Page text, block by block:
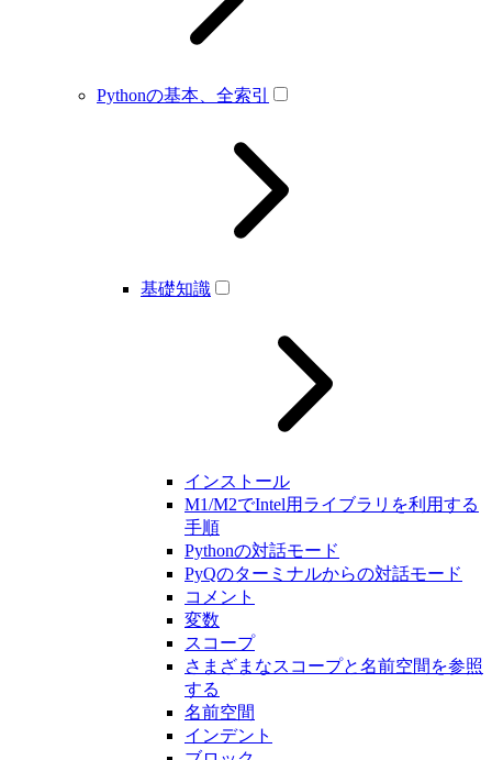
Pythonの基本、全索引
基礎知識
インストール
M1/M2でIntel用ライブラリを利用する
手順
Pythonの対話モード
PyQのターミナルからの対話モード
コメント
変数
スコープ
さまざまなスコープと名前空間を参照
する
名前空間
インデント